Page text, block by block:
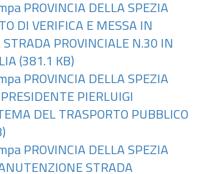
PROVINCIA DELLA SPEZIA
DI VERIFICA E MESSA IN
PROVINCIALE N.30 IN
(381.1 KB)
PROVINCIA DELLA SPEZIA
PIERLUIGI
DEL TRASPORTO PUBBLICO
PROVINCIA DELLA SPEZIA
STRADA